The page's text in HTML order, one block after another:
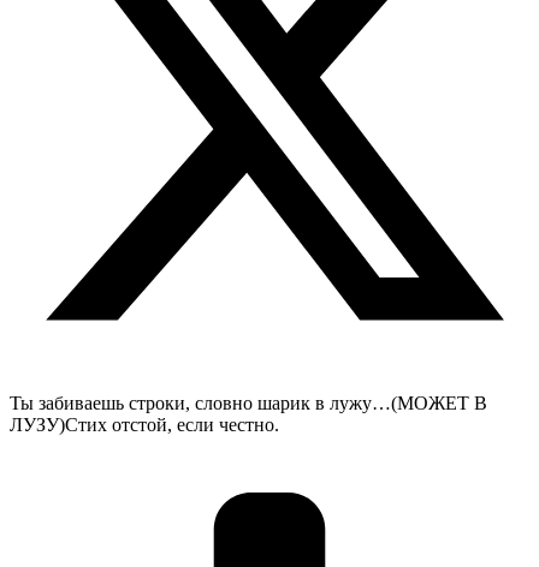
Ты забиваешь строки, словно шарик в лужу…(МОЖЕТ В
ЛУЗУ)Стих отстой, если честно.